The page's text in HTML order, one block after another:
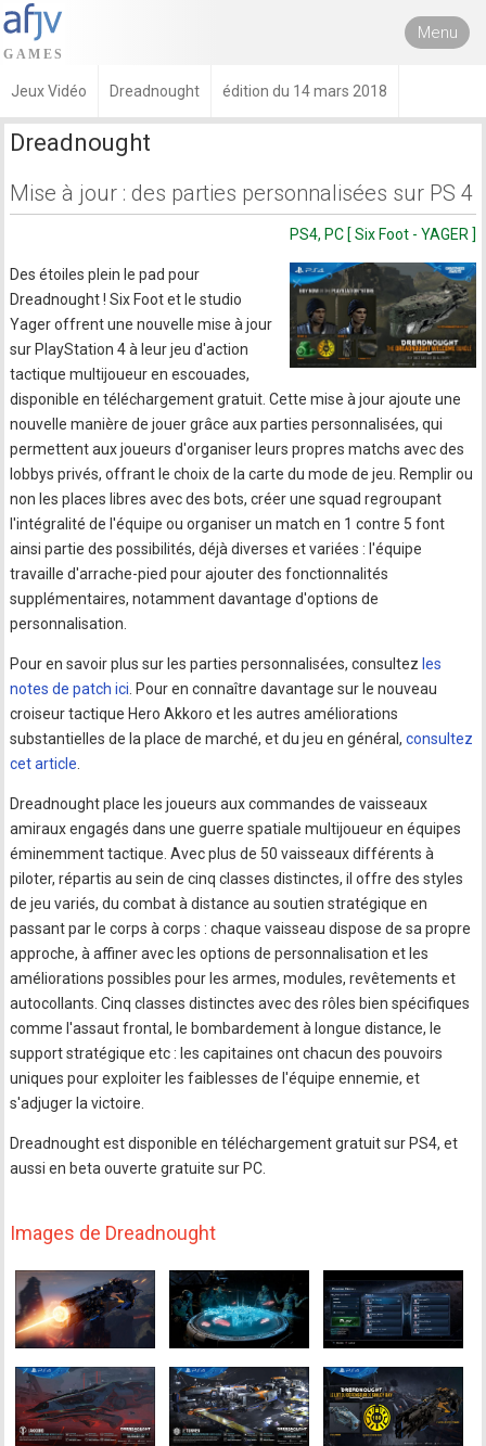
Menu
Jeux Vidéo Dreadnought édition du 14 mars 2018
Dreadnought
Mise à jour : des parties personnalisées sur PS 4
PS4, PC [ Six Foot - YAGER ]
Des étoiles plein le pad pour
Dreadnought ! Six Foot et le studio
Yager offrent une nouvelle mise à jour
sur PlayStation 4 à leur jeu d'action
tactique multijoueur en escouades,
disponible en téléchargement gratuit. Cette mise à jour ajoute une
nouvelle manière de jouer grâce aux parties personnalisées, qui
permettent aux joueurs d'organiser leurs propres matchs avec des
lobbys privés, offrant le choix de la carte du mode de jeu. Remplir ou
non les places libres avec des bots, créer une squad regroupant
l'intégralité de l'équipe ou organiser un match en 1 contre 5 font
ainsi partie des possibilités, déjà diverses et variées : l'équipe
travaille d'arrache-pied pour ajouter des fonctionnalités
supplémentaires, notamment davantage d'options de
personnalisation.
Pour en savoir plus sur les parties personnalisées, consultez les
notes de patch ici . Pour en connaître davantage sur le nouveau
croiseur tactique Hero Akkoro et les autres améliorations
substantielles de la place de marché, et du jeu en général,consultez
cet article
Dreadnought place les joueurs aux commandes de vaisseaux
amiraux engagés dans une guerre spatiale multijoueur en équipes
éminemment tactique. Avec plus de 50 vaisseaux différents à
piloter, répartis au sein de cinq classes distinctes, il offre des styles
de jeu variés, du combat à distance au soutien stratégique en
passant par le corps à corps : chaque vaisseau dispose de sa propre
approche, à affiner avec les options de personnalisation et les
améliorations possibles pour les armes, modules, revêtements et
autocollants. Cinq classes distinctes avec des rôles bien spécifiques
comme l'assaut frontal, le bombardement à longue distance, le
support stratégique etc : les capitaines ont chacun des pouvoirs
uniques pour exploiter les faiblesses de l'équipe ennemie, et
s'adjuger la victoire.
Dreadnought est disponible en téléchargement gratuit sur PS4, et
aussi en beta ouverte gratuite sur PC.
Images de Dreadnought